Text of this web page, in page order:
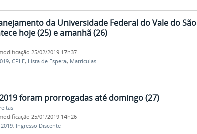
da Universidade Federal do Vale do São
hoje (25) e amanhã (26)
25/02/2019 17h37
, CPLE, Lista de Espera, Matrículas
foram prorrogadas até domingo (27)
25/01/2019 14h26
, Ingresso Discente